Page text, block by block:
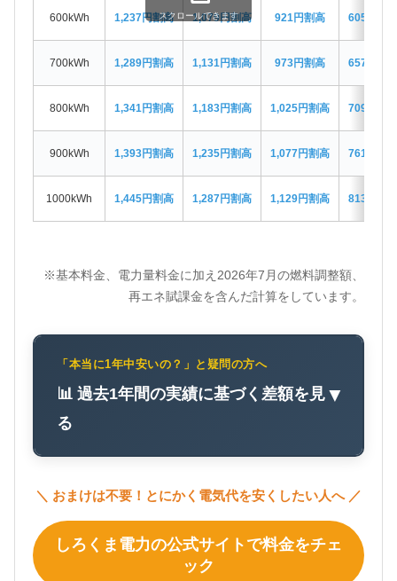
600kWh 1,237円割高 1,079円割高 921円割高 605円割
700kWh 1,289円割高 1,131円割高 973円割高 657円割
800kWh 1,341円割高 1,183円割高 1,025円割高 709円割
900kWh 1,393円割高 1,235円割高 1,077円割高 761円割
1000kWh 1,445円割高 1,287円割高 1,129円割高 813円割
スクロールできます
※基本料金、電力量料金に加え2026年7月の燃料調整額、
再エネ賦課金を含んだ計算をしています。
「本当に1年中安いの？」と疑問の方へ
📊 過去1年間の実績に基づく差額を見
る
▼
＼ おまけは不要！とにかく電気代を安くしたい人へ ／
しろくま電力の公式サイトで料金をチェ
ック